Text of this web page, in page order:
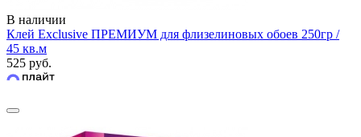
В наличии
Клей Exclusive ПРЕМИУМ для флизелиновых обоев 250гр /
45 кв.м
525 руб.